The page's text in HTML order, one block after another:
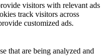
visitors with relevant ads
track visitors across
customized ads.
that are being analyzed and